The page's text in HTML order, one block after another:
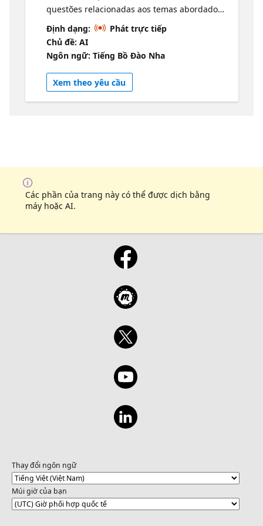
questões relacionadas aos temas abordados
na prova de certificação AI-900: Azure AI
Fundamentals, como cargas de trabalho
comuns de IA e de machine learning e quais
serviços do Azure são adequados para elas.
Participe do Cloud Skills Challenge:
https://aka.ms/csc/sprintai900 Speaker:
Cynthia Zanoni é Cloud Advocate na
na tecnologia. https://linktr.ee/cynthiazanoni
Paticipe do Cloud Skills Challenge:
Định dạng:
Phát trực tiếp
Chủ đề: AI
Ngôn ngữ: Tiếng Bồ Đào Nha
Xem theo yêu cầu
Các phần của trang này có thể được dịch bằng
máy hoặc AI.
Thay đổi ngôn ngữ
Múi giờ của bạn